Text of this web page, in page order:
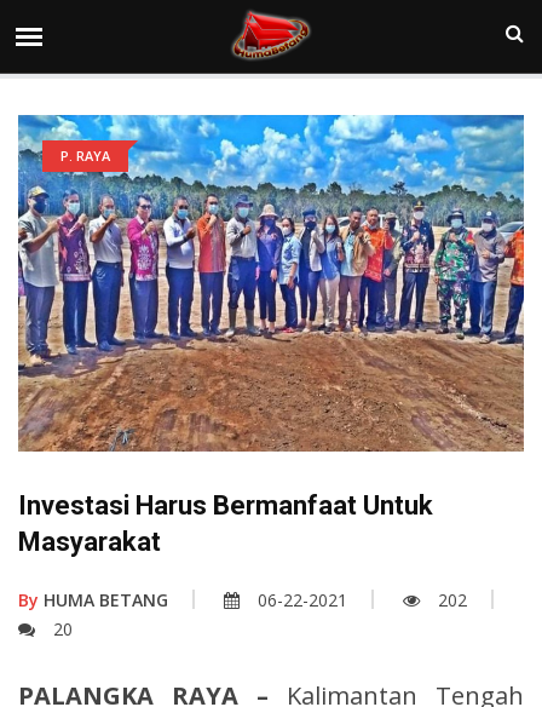
P. RAYA
Investasi Harus Bermanfaat Untuk
Masyarakat
By HUMA BETANG 06-22-2021
202
20
PALANGKA RAYA – Kalimantan Tengah